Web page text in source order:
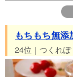
もちもち無
24位｜つくれぽ